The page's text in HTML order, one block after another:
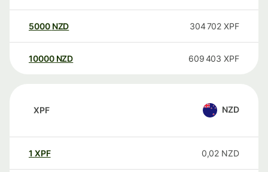
5000 NZD 304 702 XPF
10000 NZD 609 403 XPF
XPF NZD
1 XPF 0,02 NZD